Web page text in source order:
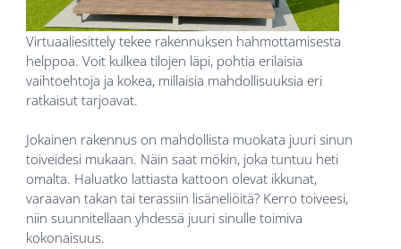
Virtuaaliesittely tekee rakennuksen hahmottamisesta
helppoa. Voit kulkea tilojen läpi, pohtia erilaisia
vaihtoehtoja ja kokea, millaisia mahdollisuuksia eri
ratkaisut tarjoavat.
Jokainen rakennus on mahdollista muokata juuri sinun
toiveidesi mukaan. Näin saat mökin, joka tuntuu heti
omalta. Haluatko lattiasta kattoon olevat ikkunat,
varaavan takan tai terassiin lisäneliöitä? Kerro toiveesi,
niin suunnitellaan yhdessä juuri sinulle toimiva
kokonaisuus.